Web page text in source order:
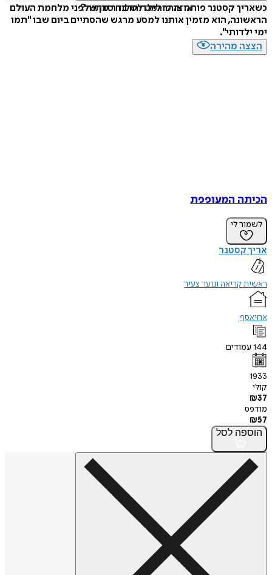
איזה פורמט לשלוח כמתנה?
כשאריך קסטנר פותח צוהר לילדותו בדרזדן שלפני מלחמת העולם
הראשונה, הוא מזמין אותנו למסע מרגש שהסתיים ביום שבו "תמו
ימי ילדותי".
הצצה מהירה
הכיתה המעופפת
לשמור לי
אריך קסטנר
ראשית קריאה ונוער צעיר
אחיאסף
144עמודים
1933
קולי
₪37
מודפס
₪57
הוספה לסל